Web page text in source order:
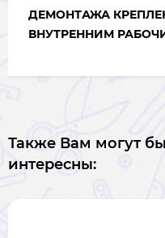
ДЕМОНТАЖА
ВНУТРЕННИМ
Также Вам могут
интересны: